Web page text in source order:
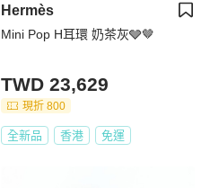
Hermès
Mini Pop H耳環 奶茶灰🩶🤎
TWD 23,629
現折 800
全新品 香港 免運